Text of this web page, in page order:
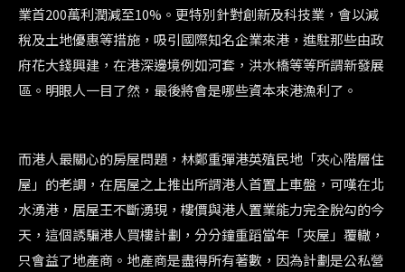
業首200萬利潤減至10%。更特別針對創新及科技業，會以減
稅及土地優惠等措施，吸引國際知名企業來港，進駐那些由政
府花大錢興建，在港深邊境例如河套，洪水橋等等所謂新發展
區。明眼人一目了然，最後將會是哪些資本來港漁利了。
而港人最關心的房屋問題，林鄭重彈港英殖民地「夾心階層住
屋」的老調，在居屋之上推出所謂港人首置上車盤，可嘆在北
水湧港，居屋王不斷湧現，樓價與港人置業能力完全脫勾的今
天，這個誘騙港人買樓計劃，分分鐘重蹈當年「夾屋」覆轍，
只會益了地產商。地產商是盡得所有著數，因為計劃是公私營